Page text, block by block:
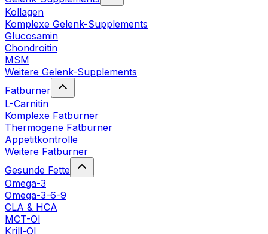
Kollagen
Komplexe Gelenk-Supplements
Glucosamin
Chondroitin
MSM
Weitere Gelenk-Supplements
Fatburner
L-Carnitin
Komplexe Fatburner
Thermogene Fatburner
Appetitkontrolle
Weitere Fatburner
Gesunde Fette
Omega-3
Omega-3-6-9
CLA & HCA
MCT-Öl
Krill-Öl